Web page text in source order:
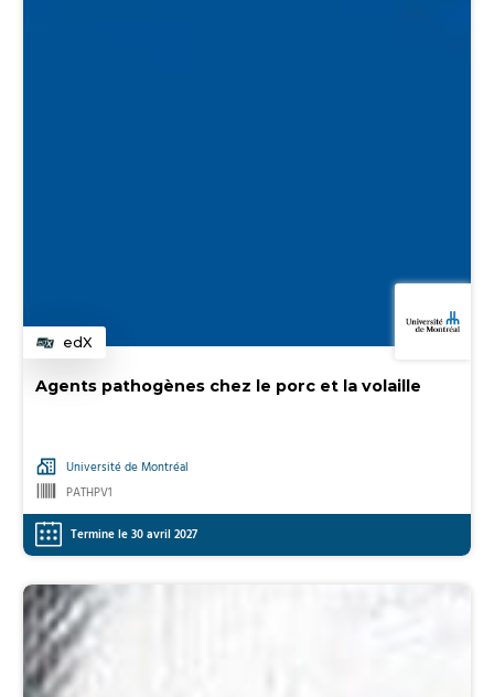
Agents pathogènes chez le porc et la volaille
Université de Montréal
PATHPV1
Catégorie
edX
Termine le 30 avril 2027